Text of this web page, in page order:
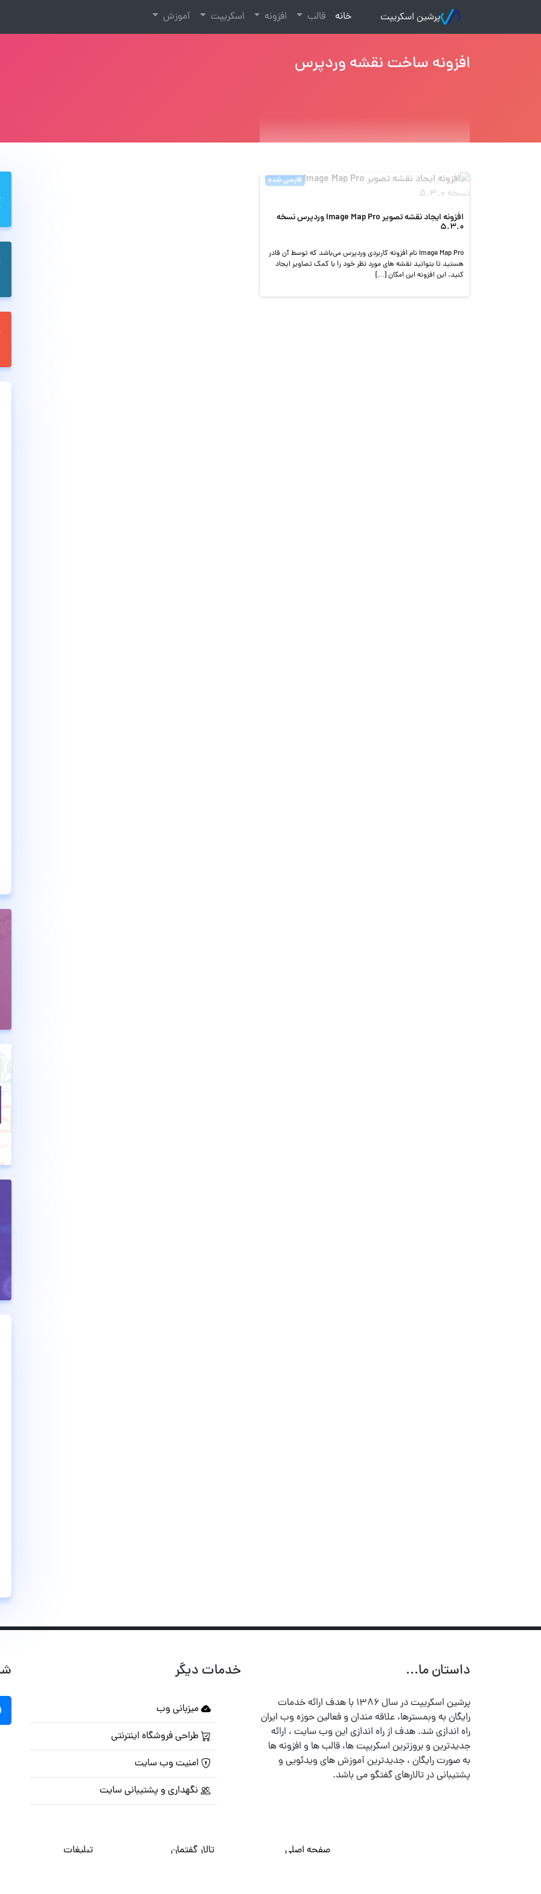
پرشین اسکریپت خانه
(current) قالب افزونه اسکریپت آموزش
افزونه ساخت نقشه وردپرس
فارسی شده
افزونه ایجاد نقشه تصویر Image Map Pro وردپرس نسخه
5.3.0
Image Map Pro نام افزونه کاربردی وردپرس می‌باشد که توسط آن قادر
هستید تا بتوانید نقشه های مورد نظر خود را با کمک تصاویر ایجاد
کنید. این افزونه این امکان […]
داستان ما...
پرشین اسکریپت در سال ۱۳۸۶ با هدف ارائه خدمات
رایگان به وبمسترها، علاقه مندان و فعالین حوزه وب ایران
راه اندازی شد. هدف از راه اندازی این وب سایت ، ارائه
جدیدترین و بروزترین اسکریپت ها، قالب ها و افزونه ها
به صورت رایگان ، جدیدترین آموزش های ویدئویی و
پشتیبانی در تالارهای گفتگو می باشد.
خدمات دیگر
میزبانی وب
طراحی فروشگاه اینترنتی
امنیت وب سایت
نگهداری و پشتیبانی سایت
صفحه اصلی تالار گفتمان تبلیغات